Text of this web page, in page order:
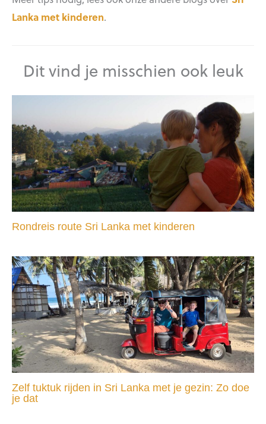
Lanka met kinderen.
Dit vind je misschien ook leuk
Rondreis route Sri Lanka met kinderen
Zelf tuktuk rijden in Sri Lanka met je gezin: Zo doe
je dat